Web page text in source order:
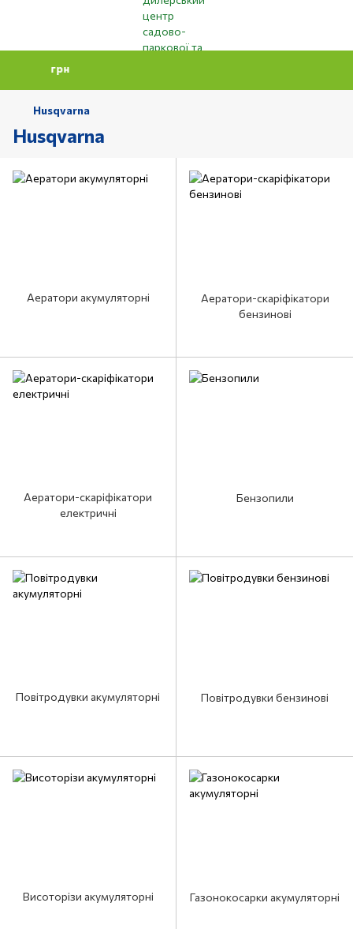
Husqvarna
Husqvarna
Аератори акумуляторні
Аератори-скаріфікатори
бензинові
Аератори-скаріфікатори
електричні
Бензопили
Повітродувки акумуляторні Повітродувки бензинові
Висоторізи акумуляторні Газонокосарки акумуляторні